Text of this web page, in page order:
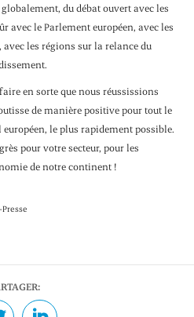
du débat ouvert avec les
avec le Parlement européen, avec les
les régions sur la relance du
en sorte que nous réussissions
de manière positive pour tout le
le plus rapidement possible.
pour votre secteur, pour les
de notre continent !